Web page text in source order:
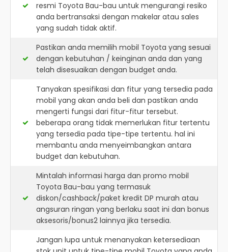
resmi Toyota Bau-bau untuk mengurangi resiko
anda bertransaksi dengan makelar atau sales
yang sudah tidak aktif.
Pastikan anda memilih mobil Toyota yang sesuai
dengan kebutuhan / keinginan anda dan yang
telah disesuaikan dengan budget anda.
Tanyakan spesifikasi dan fitur yang tersedia pada
mobil yang akan anda beli dan pastikan anda
mengerti fungsi dari fitur-fitur tersebut.
beberapa orang tidak memerlukan fitur tertentu
yang tersedia pada tipe-tipe tertentu. hal ini
membantu anda menyeimbangkan antara
budget dan kebutuhan.
Mintalah informasi harga dan promo mobil
Toyota Bau-bau yang termasuk
diskon/cashback/paket kredit DP murah atau
angsuran ringan yang berlaku saat ini dan bonus
aksesoris/bonus2 lainnya jika tersedia.
Jangan lupa untuk menanyakan ketersediaan